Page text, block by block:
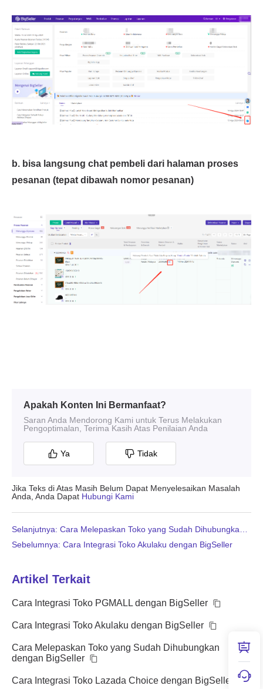
Apakah Konten Ini Bermanfaat?
Saran Anda Mendorong Kami untuk Terus Melakukan
Pengoptimalan, Terima Kasih Atas Penilaian Anda
Ya Tidak
Jika Teks di Atas Masih Belum Dapat Menyelesaikan Masalah
Anda, Anda Dapat Hubungi Kami
Sebelumnya: Cara Integrasi Toko Akulaku dengan BigSeller
Artikel Terkait
Cara Integrasi Toko PGMALL dengan BigSeller
Cara Integrasi Toko Akulaku dengan BigSeller
Cara Melepaskan Toko yang Sudah Dihubungkan
dengan BigSeller
Cara Integrasi Toko Lazada Choice dengan BigSeller